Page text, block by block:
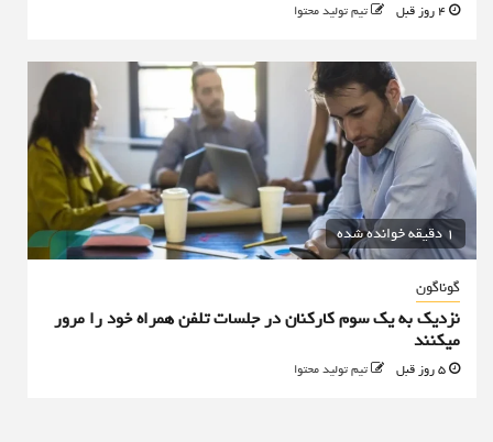
تیم تولید محتوا
1 دقیقه خوانده شده
گوناگون
نزدیک به یک سوم کارکنان در جلسات تلفن همراه خود را مرور
میکنند
تیم تولید محتوا